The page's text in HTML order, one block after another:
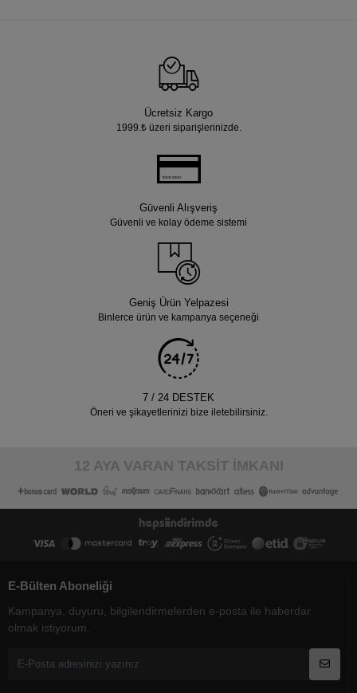
Ücretsiz Kargo
1999.₺ üzeri siparişlerinizde.
Güvenli Alışveriş
Güvenli ve kolay ödeme sistemi
Geniş Ürün Yelpazesi
Binlerce ürün ve kampanya seçeneği
7 / 24 DESTEK
Öneri ve şikayetlerinizi bize iletebilirsiniz.
12 AYA VARAN TAKSİT İMKANI
E-Bülten Aboneliği
Kampanya, duyuru, bilgilendirmelerden e-posta ile haberdar
olmak istiyorum.